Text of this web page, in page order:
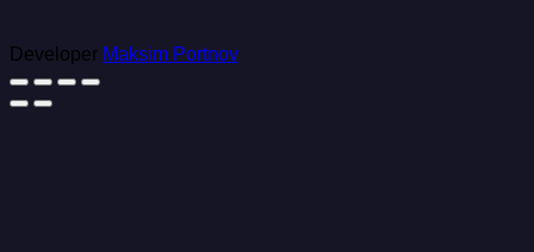
Developer Maksim Portnov